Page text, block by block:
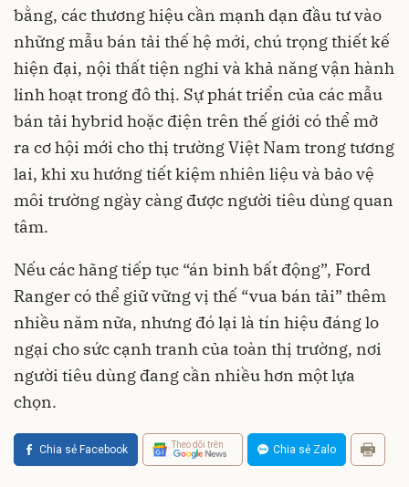
bằng, các thương hiệu cần mạnh dạn đầu tư vào
những mẫu bán tải thế hệ mới, chú trọng thiết kế
hiện đại, nội thất tiện nghi và khả năng vận hành
linh hoạt trong đô thị. Sự phát triển của các mẫu
bán tải hybrid hoặc điện trên thế giới có thể mở
ra cơ hội mới cho thị trường Việt Nam trong tương
lai, khi xu hướng tiết kiệm nhiên liệu và bảo vệ
môi trường ngày càng được người tiêu dùng quan
tâm.
Nếu các hãng tiếp tục “án binh bất động”, Ford
Ranger có thể giữ vững vị thế “vua bán tải” thêm
nhiều năm nữa, nhưng đó lại là tín hiệu đáng lo
ngại cho sức cạnh tranh của toàn thị trường, nơi
người tiêu dùng đang cần nhiều hơn một lựa
chọn.
Chia sẻ Facebook Theo dõi trên Chia sẻ Zalo